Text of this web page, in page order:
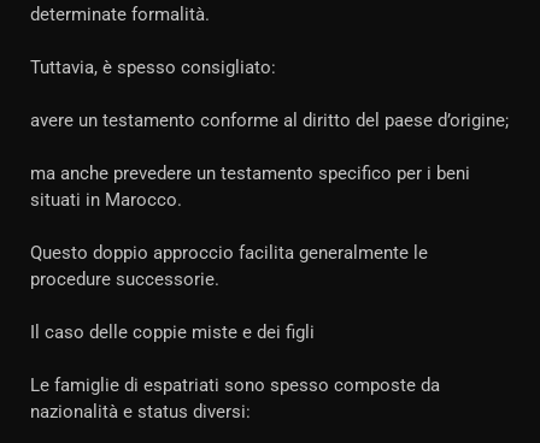
determinate formalità.
Tuttavia, è spesso consigliato:
avere un testamento conforme al diritto del paese d’origine;
ma anche prevedere un testamento specifico per i beni
situati in Marocco.
Questo doppio approccio facilita generalmente le
procedure successorie.
Il caso delle coppie miste e dei figli
Le famiglie di espatriati sono spesso composte da
nazionalità e status diversi: